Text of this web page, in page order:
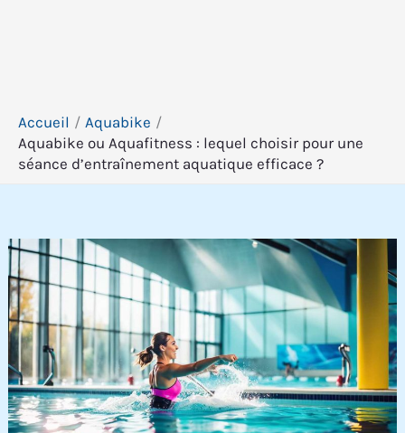
Accueil
Aquabike
Aquabike ou Aquafitness : lequel choisir pour une
séance d’entraînement aquatique efficace ?